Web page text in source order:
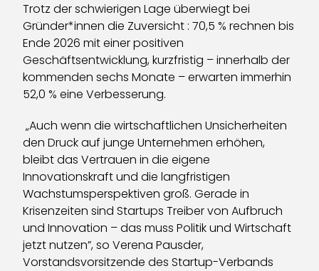
Trotz der schwierigen Lage überwiegt bei
Gründer*innen die Zuversicht : 70,5 % rechnen bis
Ende 2026 mit einer positiven
Geschäftsentwicklung, kurzfristig – innerhalb der
kommenden sechs Monate – erwarten immerhin
52,0 % eine Verbesserung.
„Auch wenn die wirtschaftlichen Unsicherheiten
den Druck auf junge Unternehmen erhöhen,
bleibt das Vertrauen in die eigene
Innovationskraft und die langfristigen
Wachstumsperspektiven groß. Gerade in
Krisenzeiten sind Startups Treiber von Aufbruch
und Innovation – das muss Politik und Wirtschaft
jetzt nutzen”, so Verena Pausder,
Vorstandsvorsitzende des Startup-Verbands